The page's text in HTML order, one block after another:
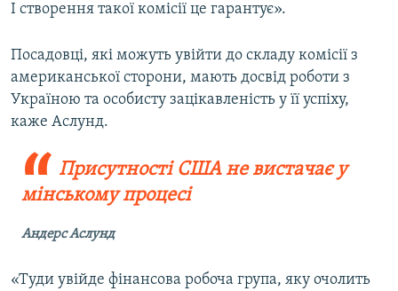
І створення такої комісії це гарантує».
Посадовці, які можуть увійти до складу комісії з
американської сторони, мають досвід роботи з
Україною та особисту зацікавленість у її успіху,
каже Аслунд.
Присутності США не вистачає у
мінському процесі
Андерс Аслунд
«Туди увійде фінансова робоча група, яку очолить